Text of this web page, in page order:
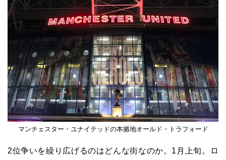
マンチェスター・ユナイテッドの本拠地オールド・トラフォード
2位争いを繰り広げるのはどんな街なのか。1月上旬。ロ